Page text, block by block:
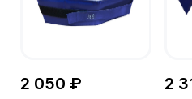
2 050 ₽ 2